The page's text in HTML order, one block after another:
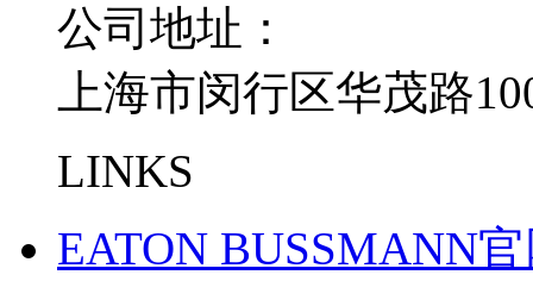
公司地址：
上海市闵行区华茂路
LINKS
EATON BUSSMANN